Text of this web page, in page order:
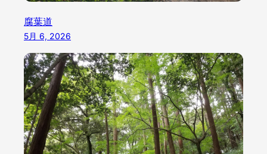
腐葉道
5月 6, 2026